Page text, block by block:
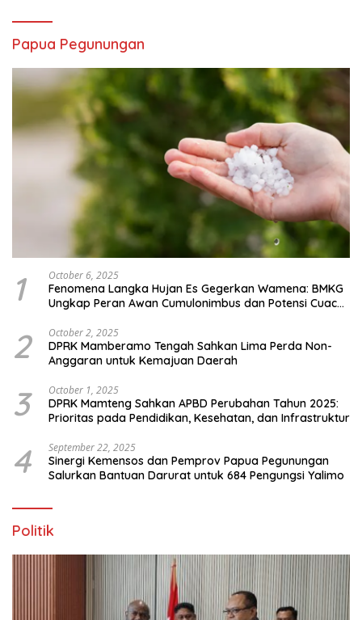
Papua Pegunungan
1 October 6, 2025
Fenomena Langka Hujan Es Gegerkan Wamena: BMKG
Ungkap Peran Awan Cumulonimbus dan Potensi Cuaca
2 October 2, 2025
DPRK Mamberamo Tengah Sahkan Lima Perda Non-
Anggaran untuk Kemajuan Daerah
3 October 1, 2025
DPRK Mamteng Sahkan APBD Perubahan Tahun 2025:
Prioritas pada Pendidikan, Kesehatan, dan Infrastruktur
4 September 22, 2025
Sinergi Kemensos dan Pemprov Papua Pegunungan
Salurkan Bantuan Darurat untuk 684 Pengungsi Yalimo
Politik